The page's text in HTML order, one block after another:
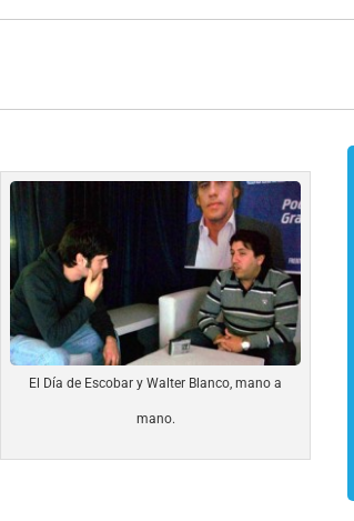
El Día de Escobar y Walter Blanco, mano a
mano.